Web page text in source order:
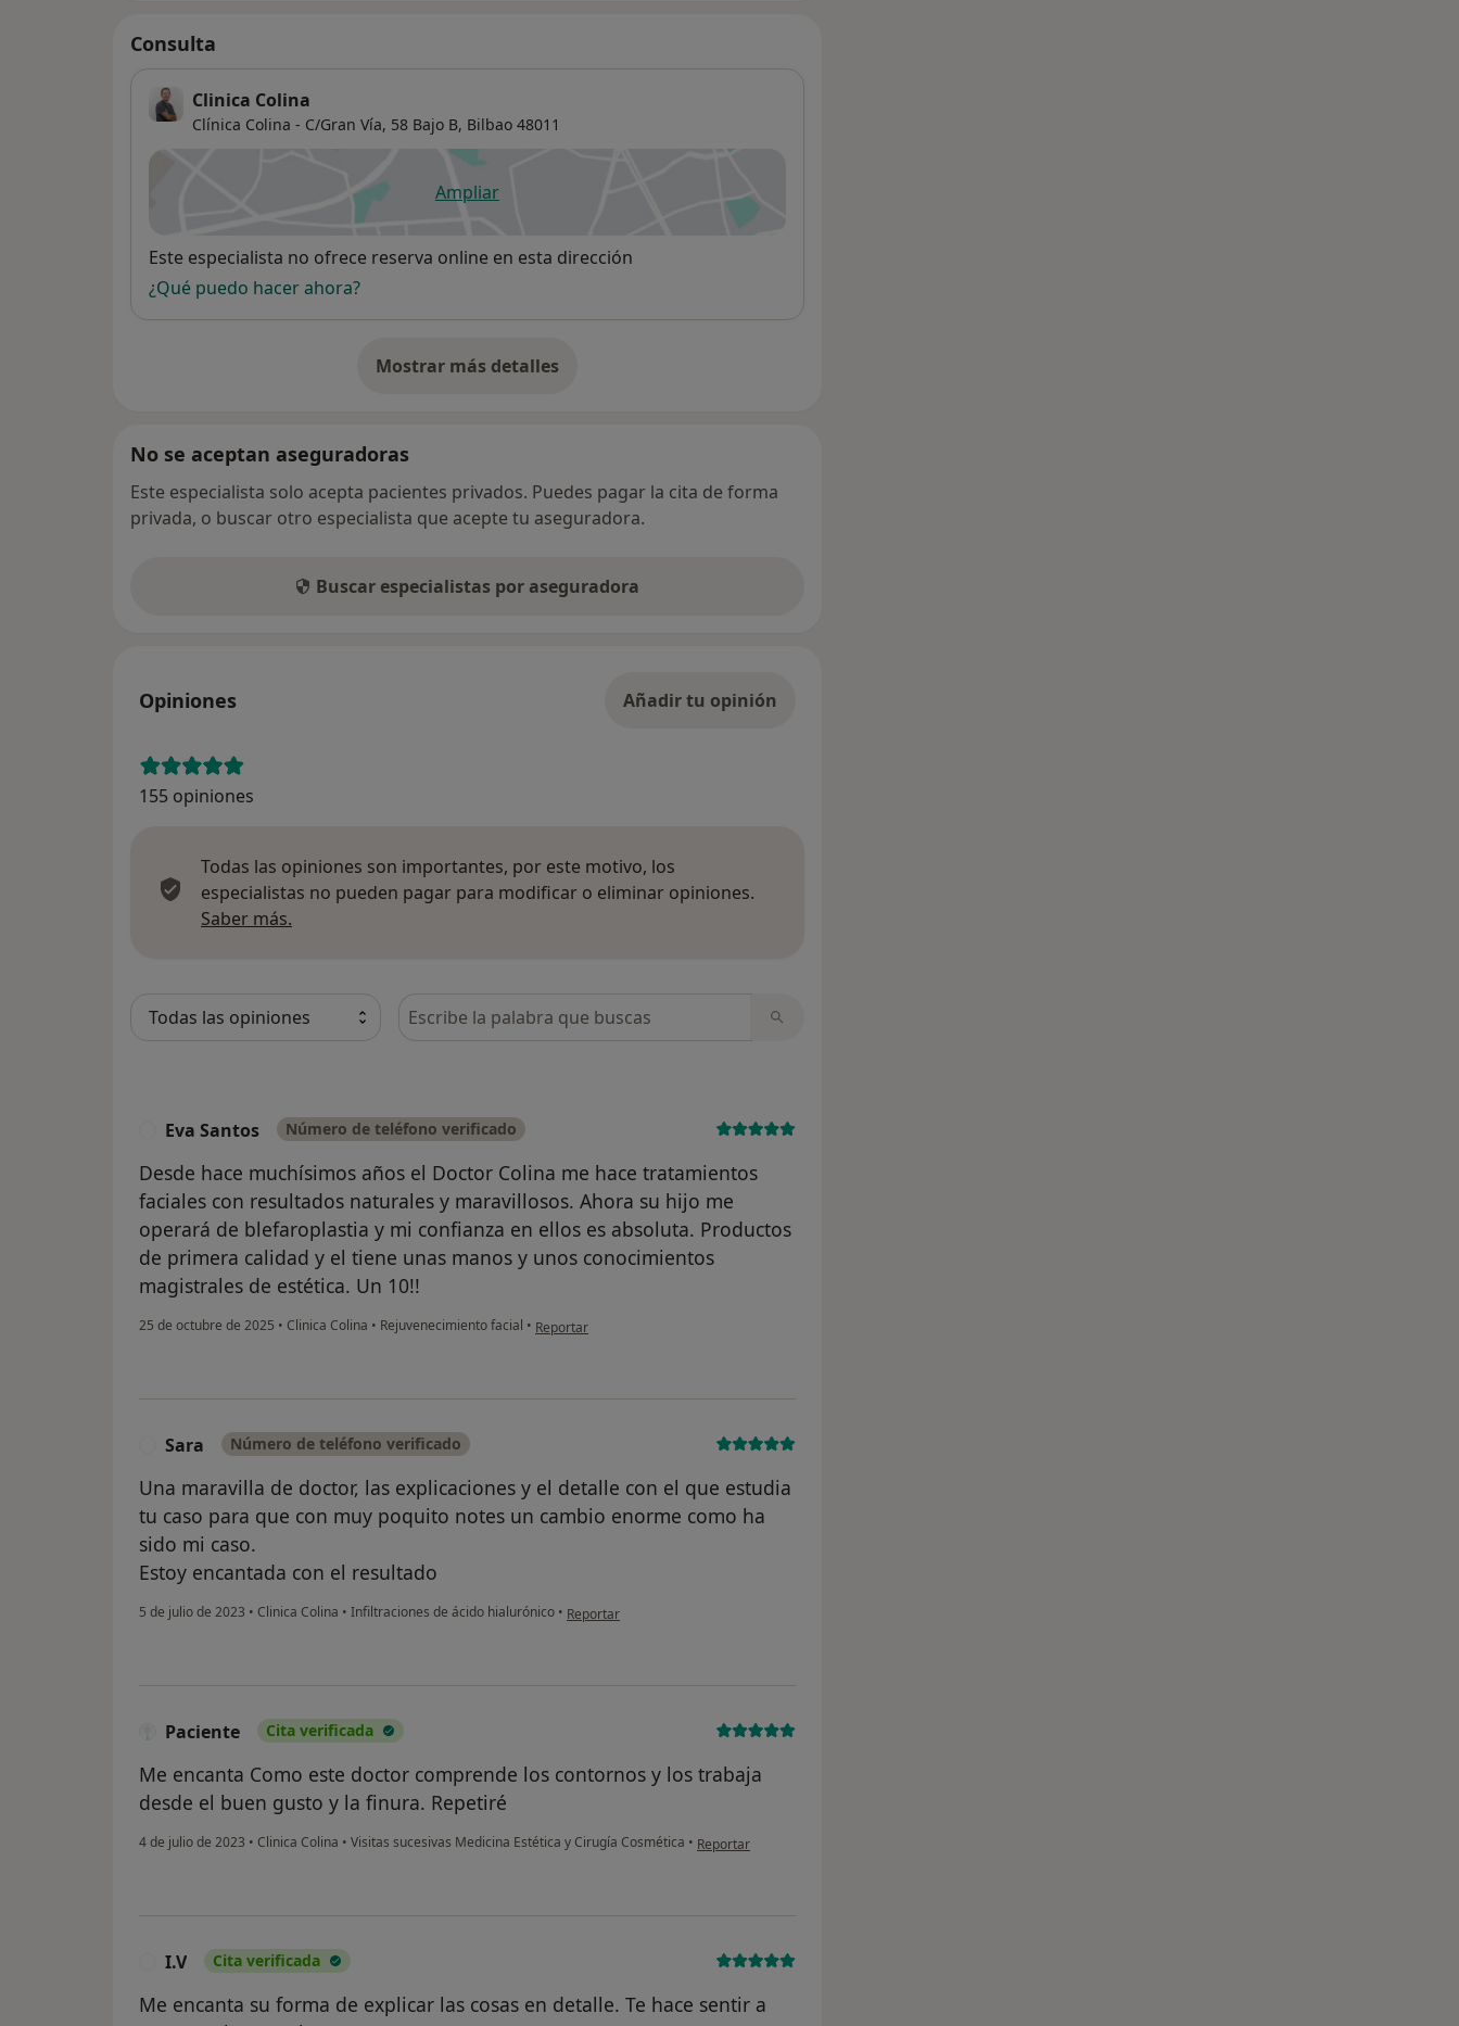
Consulta
Clinica Colina
Clínica Colina - C/Gran Vía, 58 Bajo B, Bilbao 48011
Ampliarse abre en una nueva pestaña
Disponibilidad
Este especialista no ofrece reserva online en esta dirección
¿Qué puedo hacer ahora?
Mostrar más detalles
sobre la dirección
No se aceptan aseguradoras
Este especialista solo acepta pacientes privados. Puedes pagar la cita de forma
privada, o buscar otro especialista que acepte tu aseguradora.
Buscar especialistas por aseguradora
Opiniones Añadir tu opinión
155 opiniones
Todas las opiniones son importantes, por este motivo, los
especialistas no pueden pagar para modificar o eliminar opiniones.
Saber más.
Busca en opiniones
Eva Santos Número de teléfono verificado
Desde hace muchísimos años el Doctor Colina me hace tratamientos
faciales con resultados naturales y maravillosos. Ahora su hijo me
operará de blefaroplastia y mi confianza en ellos es absoluta. Productos
de primera calidad y el tiene unas manos y unos conocimientos
magistrales de estética. Un 10!!
25 de octubre de 2025 • Clinica Colina • Rejuvenecimiento facial • en opinión del usuario Eva Santos
Reportar
Sara Número de teléfono verificado
Una maravilla de doctor, las explicaciones y el detalle con el que estudia
tu caso para que con muy poquito notes un cambio enorme como ha
sido mi caso.
Estoy encantada con el resultado
5 de julio de 2023 • Clinica Colina • Infiltraciones de ácido hialurónico • en opinión del usuario Sara
Reportar
Paciente Cita verificada
Me encanta Como este doctor comprende los contornos y los trabaja
desde el buen gusto y la finura. Repetiré
4 de julio de 2023 • Clinica Colina • Visitas sucesivas Medicina Estética y Cirugía Cosmética • en opinión del usuario Paciente
Reportar
I.V Cita verificada
Me encanta su forma de explicar las cosas en detalle. Te hace sentir a